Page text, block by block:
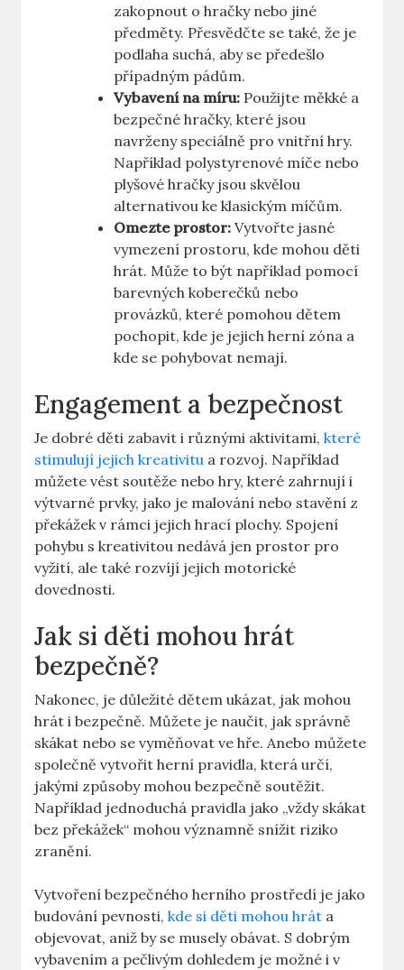
zakopnout o hračky nebo jiné
předměty. Přesvědčte se také, že je
podlaha suchá, aby se předešlo
případným pádům.
Vybavení na míru: Použijte měkké a
bezpečné hračky, které jsou
navrženy speciálně pro vnitřní hry.
Například polystyrenové míče nebo
plyšové hračky jsou skvělou
alternativou ke klasickým míčům.
Omezte prostor: Vytvořte jasné
vymezení prostoru, kde mohou děti
hrát. Může to být například pomocí
barevných koberečků nebo
provázků, které pomohou dětem
pochopit, kde je jejich herní zóna a
kde se pohybovat nemají.
Engagement a bezpečnost
Je dobré děti zabavit i různými aktivitami,které
stimulují jejich kreativitu a rozvoj. Například
můžete vést soutěže nebo hry, které zahrnují i
výtvarné prvky, jako je malování nebo stavění z
překážek v rámci jejich hrací plochy. Spojení
pohybu s kreativitou nedává jen prostor pro
vyžití, ale také rozvíjí jejich motorické
dovednosti.
Jak si děti mohou hrát
bezpečně?
Nakonec, je důležité dětem ukázat, jak mohou
hrát i bezpečně. Můžete je naučit, jak správně
skákat nebo se vyměňovat ve hře. Anebo můžete
společně vytvořit herní pravidla, která určí,
jakými způsoby mohou bezpečně soutěžit.
Například jednoduchá pravidla jako „vždy skákat
bez překážek“ mohou významně snížit riziko
zranění.
Vytvoření bezpečného herního prostředí je jako
budování pevnosti,kde si děti mohou hrát a
objevovat, aniž by se musely obávat. S dobrým
vybavením a pečlivým dohledem je možné i v